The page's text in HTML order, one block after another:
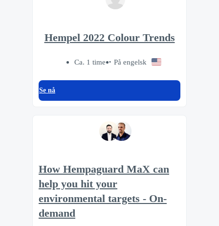
Hempel 2022 Colour Trends
Ca. 1 time På engelsk
Se nå
How Hempaguard MaX can
help you hit your
environmental targets - On-
demand